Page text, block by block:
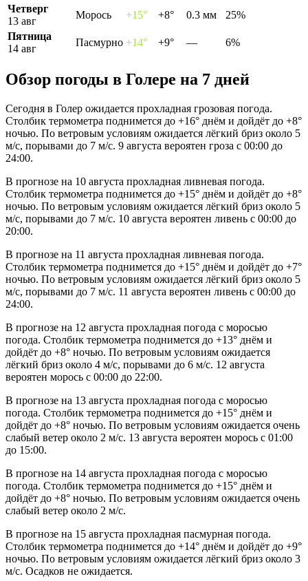
Четверг
13 авг
Морось +15° +8° 0.3 мм
25%
Пятница
14 авг
Пасмурно +14° +9° — 6%
Обзор погоды в Голере на 7 дней
Сегодня в Голер ожидается прохладная грозовая погода.
Столбик термометра поднимется до +16° днём и дойдёт до +8°
ночью. По ветровым условиям ожидается лёгкий бриз около 5
м/с, порывами до 7 м/с. 9 августа вероятен гроза с 00:00 до
24:00.
В прогнозе на 10 августа прохладная ливневая погода.
Столбик термометра поднимется до +15° днём и дойдёт до +8°
ночью. По ветровым условиям ожидается лёгкий бриз около 5
м/с, порывами до 7 м/с. 10 августа вероятен ливень с 00:00 до
20:00.
В прогнозе на 11 августа прохладная ливневая погода.
Столбик термометра поднимется до +15° днём и дойдёт до +7°
ночью. По ветровым условиям ожидается лёгкий бриз около 5
м/с, порывами до 7 м/с. 11 августа вероятен ливень с 00:00 до
24:00.
В прогнозе на 12 августа прохладная погода с моросью
погода. Столбик термометра поднимется до +13° днём и
дойдёт до +8° ночью. По ветровым условиям ожидается
лёгкий бриз около 4 м/с, порывами до 6 м/с. 12 августа
вероятен морось с 00:00 до 22:00.
В прогнозе на 13 августа прохладная погода с моросью
погода. Столбик термометра поднимется до +15° днём и
дойдёт до +8° ночью. По ветровым условиям ожидается очень
слабый ветер около 2 м/с. 13 августа вероятен морось с 01:00
до 15:00.
В прогнозе на 14 августа прохладная погода с моросью
погода. Столбик термометра поднимется до +15° днём и
дойдёт до +8° ночью. По ветровым условиям ожидается очень
слабый ветер около 2 м/с.
В прогнозе на 15 августа прохладная пасмурная погода.
Столбик термометра поднимется до +14° днём и дойдёт до +9°
ночью. По ветровым условиям ожидается лёгкий бриз около 3
м/с. Осадков не ожидается.